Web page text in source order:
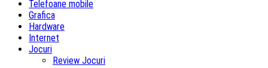
Telefoane mobile
Grafica
Hardware
Internet
Jocuri
Review Jocuri